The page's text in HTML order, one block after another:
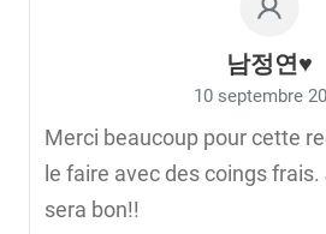
남정연♥
10 septembre
Merci beaucoup pour cette
le faire avec des coings frais.
sera bon!!